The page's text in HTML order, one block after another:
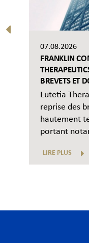
07.08.2026
FRANKLIN
BREVETS ET
Lutetia
reprise des
hautement
portant
LIRE PLUS